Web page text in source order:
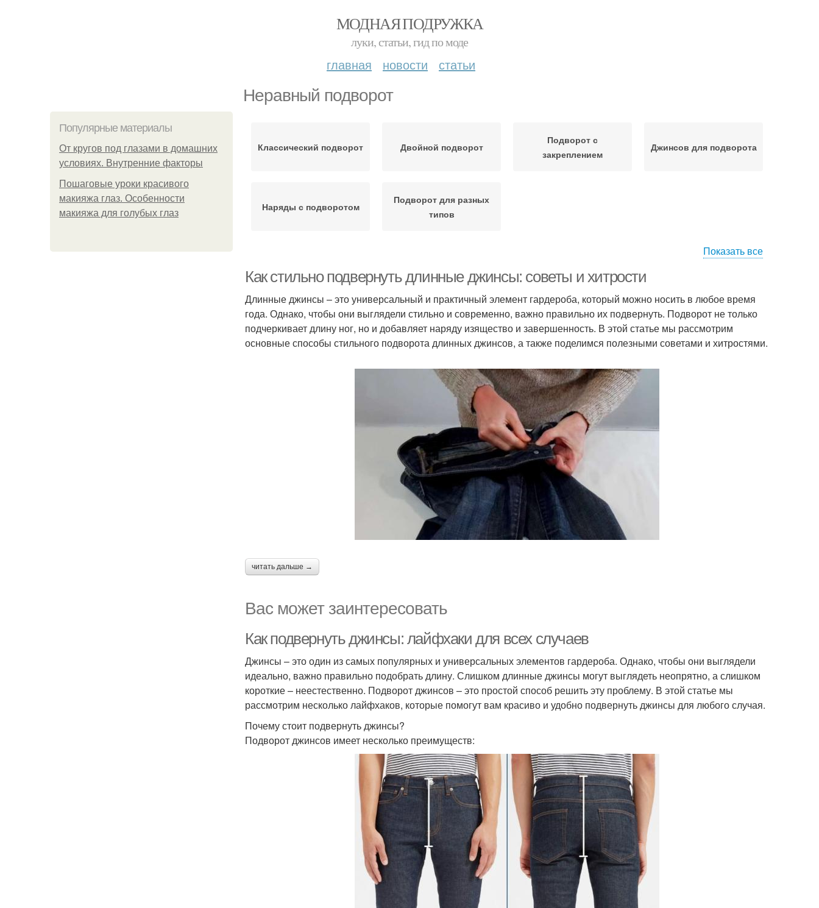
МОДНАЯ ПОДРУЖКА
луки, статьи, гид по моде
главная новости статьи
Неравный подворот
Популярные материалы
От кругов под глазами в домашних
условиях. Внутренние факторы
Пошаговые уроки красивого
макияжа глаз. Особенности
макияжа для голубых глаз
Классический подворот Двойной подворот
Подворот с
закреплением
Джинсов для подворота
Наряды с подворотом
Подворот для разных
типов
Показать все
Как стильно подвернуть длинные джинсы: советы и хитрости
Длинные джинсы – это универсальный и практичный элемент гардероба, который можно носить в любое время
года. Однако, чтобы они выглядели стильно и современно, важно правильно их подвернуть. Подворот не только
подчеркивает длину ног, но и добавляет наряду изящество и завершенность. В этой статье мы рассмотрим
основные способы стильного подворота длинных джинсов, а также поделимся полезными советами и хитростями.
читать дальше →
Вас может заинтересовать
Как подвернуть джинсы: лайфхаки для всех случаев
Джинсы – это один из самых популярных и универсальных элементов гардероба. Однако, чтобы они выглядели
идеально, важно правильно подобрать длину. Слишком длинные джинсы могут выглядеть неопрятно, а слишком
короткие – неестественно. Подворот джинсов – это простой способ решить эту проблему. В этой статье мы
рассмотрим несколько лайфхаков, которые помогут вам красиво и удобно подвернуть джинсы для любого случая.
Почему стоит подвернуть джинсы?
Подворот джинсов имеет несколько преимуществ: